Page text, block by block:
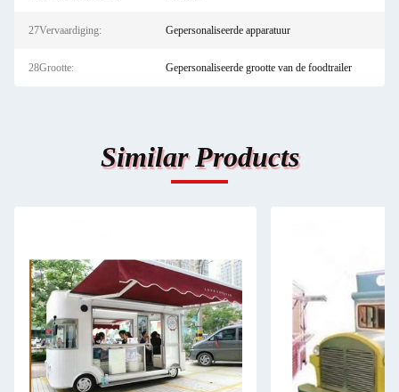
27Vervaardiging: Gepersonaliseerde apparatuur
28Grootte: Gepersonaliseerde grootte van de foodtrailer
Similar Products